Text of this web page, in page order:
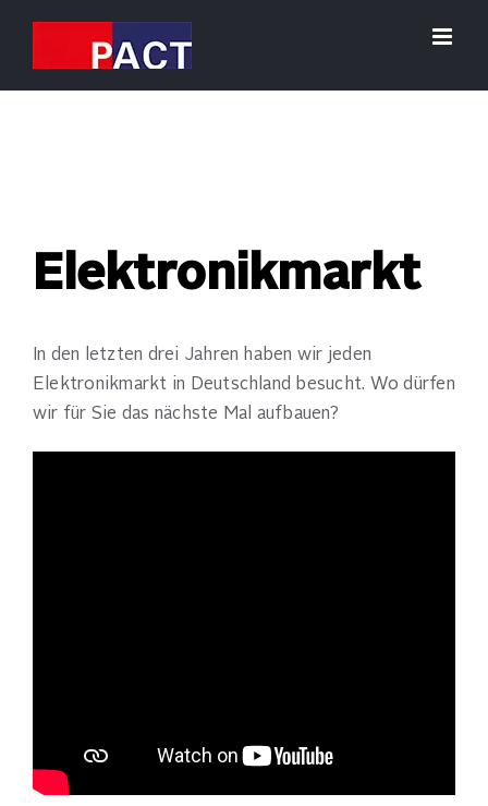
springen
Elektronikmarkt
In den letzten drei Jahren haben wir jeden
Elektronikmarkt in Deutschland besucht. Wo dürfen
wir für Sie das nächste Mal aufbauen?